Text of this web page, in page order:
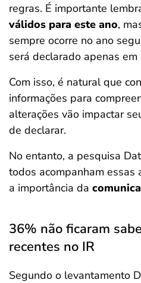
regras. É importante
válidos para este ano,
sempre ocorre no ano
será declarado apenas em
Com isso, é natural que
informações para
alterações vão impactar
de declarar.
No entanto, a pesquisa
todos acompanham essas
a importância da
36% não ficaram
recentes no IR
Segundo o levantamento